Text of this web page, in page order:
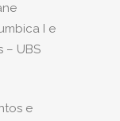
I e
– UBS
e